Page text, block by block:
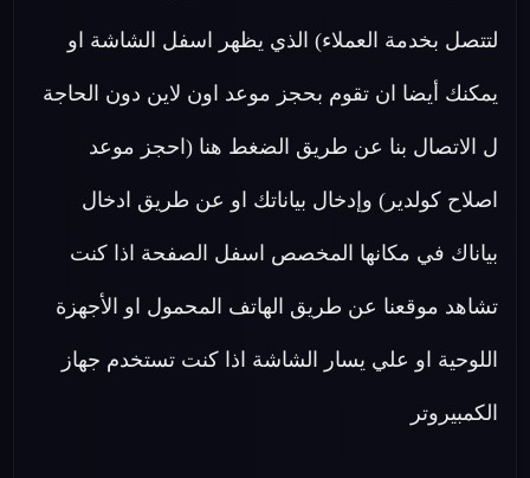
لتتصل بخدمة العملاء) الذي يظهر اسفل الشاشة او
يمكنك أيضا ان تقوم بحجز موعد اون لاين دون الحاجة
ل الاتصال بنا عن طريق الضغط هنا (احجز موعد
اصلاح كولدير) وإدخال بياناتك او عن طريق ادخال
بياناك في مكانها المخصص اسفل الصفحة اذا كنت
تشاهد موقعنا عن طريق الهاتف المحمول او الأجهزة
اللوحية او علي يسار الشاشة اذا كنت تستخدم جهاز
الكمبيروتر